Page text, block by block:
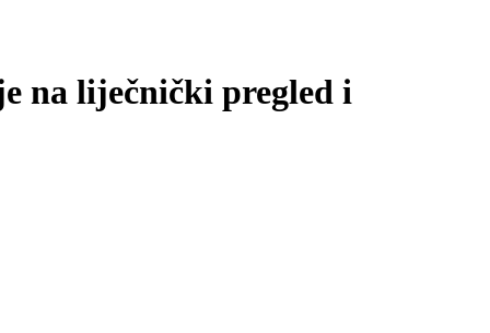
na liječnički pregled i